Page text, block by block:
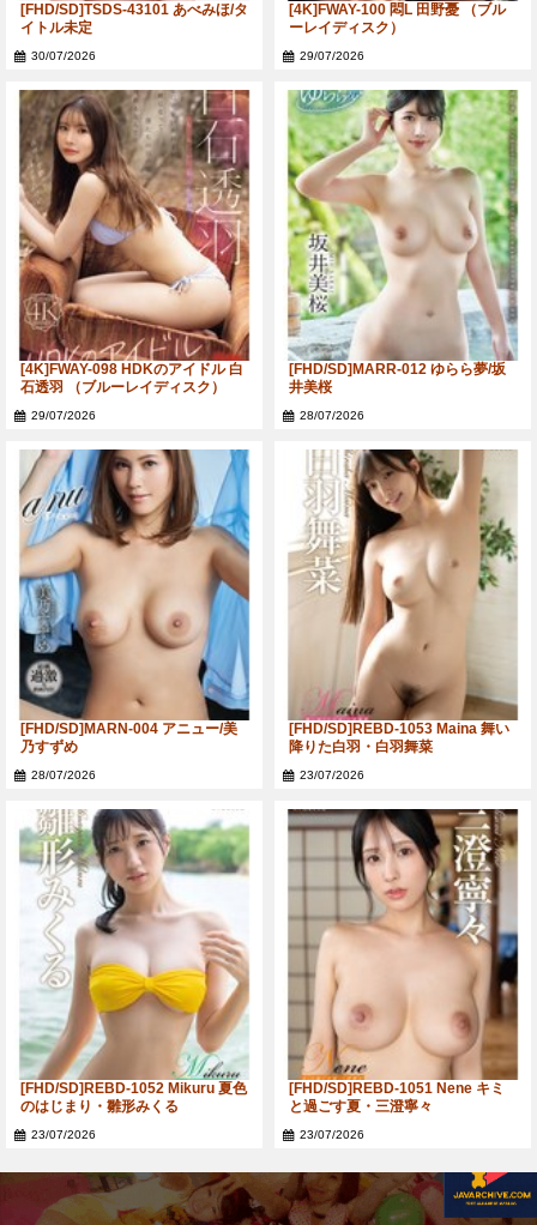
[FHD/SD]TSDS-43101 あべみほ/タ
イトル未定
30/07/2026
[4K]FWAY-100 悶L 田野憂 （ブル
ーレイディスク）
29/07/2026
[4K]FWAY-098 HDKのアイドル 白
石透羽 （ブルーレイディスク）
29/07/2026
[FHD/SD]MARR-012 ゆらら夢/坂
井美桜
28/07/2026
[FHD/SD]MARN-004 アニュー/美
乃すずめ
28/07/2026
[FHD/SD]REBD-1053 Maina 舞い
降りた白羽・白羽舞菜
23/07/2026
[FHD/SD]REBD-1052 Mikuru 夏色
のはじまり・雛形みくる
23/07/2026
[FHD/SD]REBD-1051 Nene キミ
と過ごす夏・三澄寧々
23/07/2026